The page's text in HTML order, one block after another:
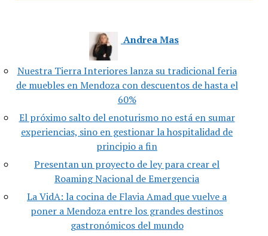
Andrea Mas
Nuestra Tierra Interiores lanza su tradicional feria
de muebles en Mendoza con descuentos de hasta el
60%
El próximo salto del enoturismo no está en sumar
experiencias, sino en gestionar la hospitalidad de
principio a fin
Presentan un proyecto de ley para crear el
Roaming Nacional de Emergencia
La VidA: la cocina de Flavia Amad que vuelve a
poner a Mendoza entre los grandes destinos
gastronómicos del mundo